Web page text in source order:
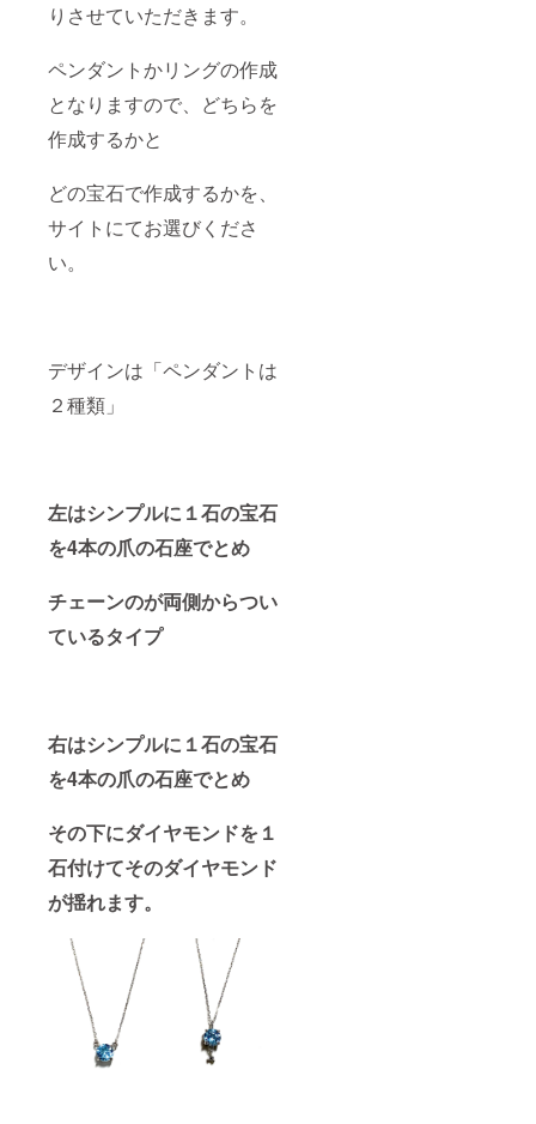
りさせていただきます。
ペンダントかリングの作成
となりますので、どちらを
作成するかと
どの宝石で作成するかを、
サイトにてお選びくださ
い。
デザインは「ペンダントは
２種類」
左はシンプルに１石の宝石
を4本の爪の石座でとめ
チェーンのが両側からつい
ているタイプ
右はシンプルに１石の宝石
を4本の爪の石座でとめ
その下にダイヤモンドを１
石付けてそのダイヤモンド
が揺れます。